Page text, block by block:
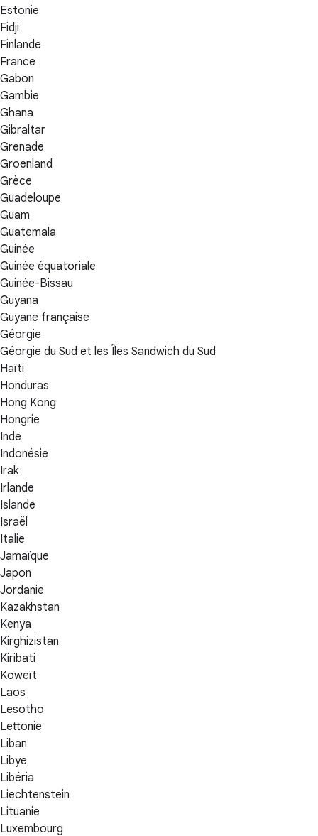
Estonie
Fidji
Finlande
France
Gabon
Gambie
Ghana
Gibraltar
Grenade
Groenland
Grèce
Guadeloupe
Guam
Guatemala
Guinée
Guinée équatoriale
Guinée-Bissau
Guyana
Guyane française
Géorgie
Géorgie du Sud et les Îles Sandwich du Sud
Haïti
Honduras
Hong Kong
Hongrie
Inde
Indonésie
Irak
Irlande
Islande
Israël
Italie
Jamaïque
Japon
Jordanie
Kazakhstan
Kenya
Kirghizistan
Kiribati
Koweït
Laos
Lesotho
Lettonie
Liban
Libye
Libéria
Liechtenstein
Lituanie
Luxembourg